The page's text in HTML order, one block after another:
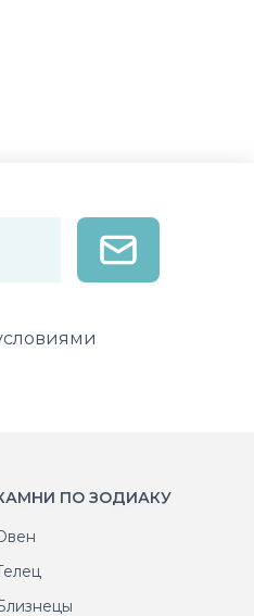
ПО ЗОДИАКУ